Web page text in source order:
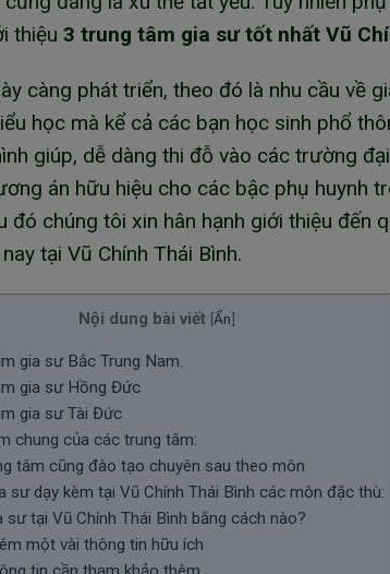
thiệu 3 trung tâm gia sư tốt nhất Vũ
càng phát triển, theo đó là nhu cầu về
học mà kể cả các bạn học sinh phổ
giúp, dễ dàng thi đỗ vào các trường
án hữu hiệu cho các bậc phụ huynh
đó chúng tôi xin hân hạnh giới thiệu đến
tại Vũ Chính Thái Bình.
Nội dung bài viết [Ẩn]
gia sư Bắc Trung Nam.
gia sư Hồng Đức
gia sư Tài Đức
chung của các trung tâm:
tâm cũng đào tạo chuyên sau theo môn
sư dạy kèm tại Vũ Chính Thái Bình các môn đặc thù:
sư tại Vũ Chính Thái Bình bằng cách nào?
một vài thông tin hữu ích